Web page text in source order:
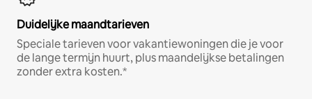
Duidelijke maandtarieven
Speciale tarieven voor vakantiewoningen die je voor
de lange termijn huurt, plus maandelijkse betalingen
zonder extra kosten.*